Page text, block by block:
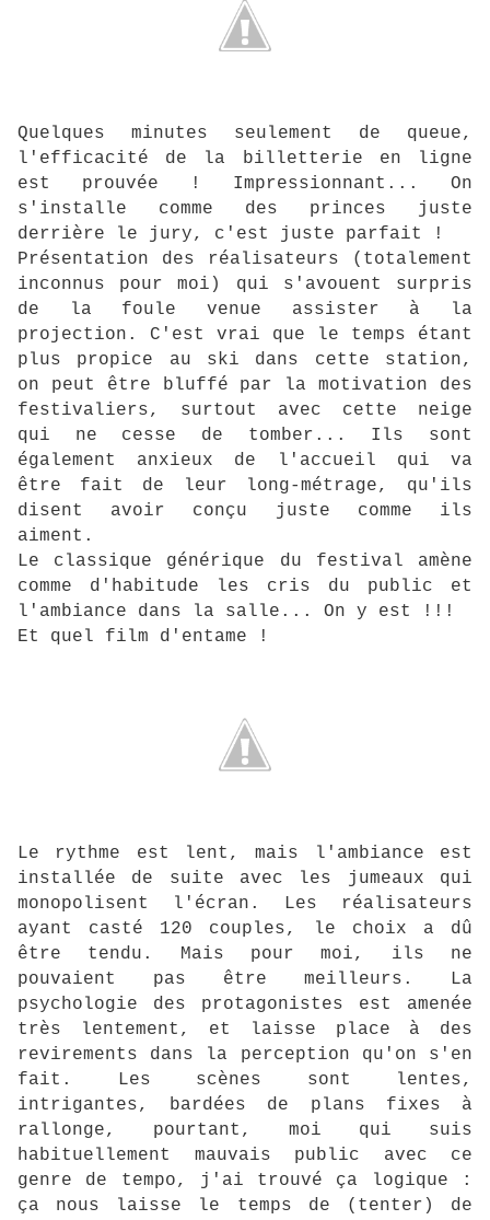
Quelques minutes seulement de queue,
l'efficacité de la billetterie en ligne
est prouvée ! Impressionnant... On
s'installe comme des princes juste
derrière le jury, c'est juste parfait !
Présentation des réalisateurs (totalement
inconnus pour moi) qui s'avouent surpris
de la foule venue assister à la
projection. C'est vrai que le temps étant
plus propice au ski dans cette station,
on peut être bluffé par la motivation des
festivaliers, surtout avec cette neige
qui ne cesse de tomber... Ils sont
également anxieux de l'accueil qui va
être fait de leur long-métrage, qu'ils
disent avoir conçu juste comme ils
aiment.
Le classique générique du festival amène
comme d'habitude les cris du public et
l'ambiance dans la salle... On y est !!!
Et quel film d'entame !
Le rythme est lent, mais l'ambiance est
installée de suite avec les jumeaux qui
monopolisent l'écran. Les réalisateurs
ayant casté 120 couples, le choix a dû
être tendu. Mais pour moi, ils ne
pouvaient pas être meilleurs. La
psychologie des protagonistes est amenée
très lentement, et laisse place à des
revirements dans la perception qu'on s'en
fait. Les scènes sont lentes,
intrigantes, bardées de plans fixes à
rallonge, pourtant, moi qui suis
habituellement mauvais public avec ce
genre de tempo, j'ai trouvé ça logique :
ça nous laisse le temps de (tenter) de